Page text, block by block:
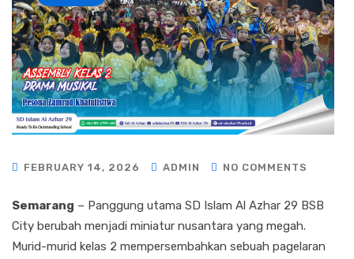
FEBRUARY 14, 2026 ADMIN NO COMMENTS
Semarang – Panggung utama SD Islam Al Azhar 29 BSB
City berubah menjadi miniatur nusantara yang megah.
Murid-murid kelas 2 mempersembahkan sebuah pagelaran